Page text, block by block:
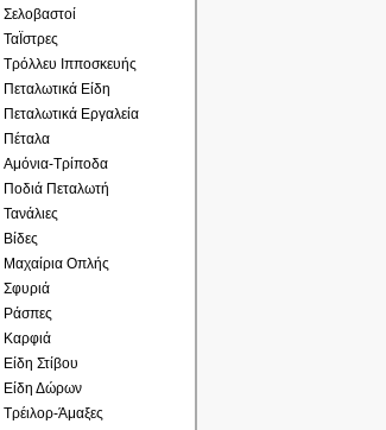
Σελοβαστοί
ΤαΪστρες
Τρόλλευ Ιπποσκευής
Πεταλωτικά Είδη
Πεταλωτικά Εργαλεία
Πέταλα
Αμόνια-Τρίποδα
Ποδιά Πεταλωτή
Τανάλιες
Βίδες
Μαχαίρια Οπλής
Σφυριά
Ράσπες
Καρφιά
Είδη Στίβου
Είδη Δώρων
Τρέιλορ-Άμαξες